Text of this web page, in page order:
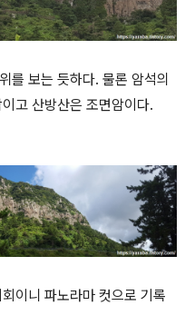
를 보는 듯하다. 물론 암석의
고 산방산은 조면암이다.
이니 파노라마 컷으로 기록